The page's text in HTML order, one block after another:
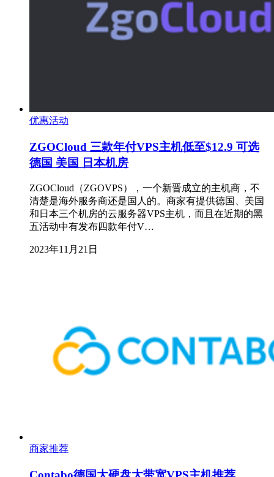
优惠活动
ZGOCloud 三款年付VPS主机低至$12.9 可选
德国 美国 日本机房
ZGOCloud（ZGOVPS），一个新晋成立的主机商，不
清楚是海外服务商还是国人的。商家有提供德国、美国
和日本三个机房的云服务器VPS主机，而且在近期的黑
五活动中有发布四款年付V…
2023年11月21日
商家推荐